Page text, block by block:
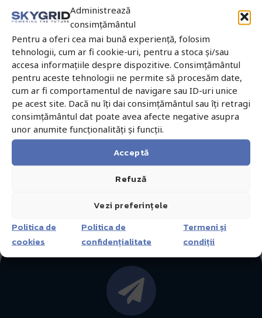
Administrează
consimțământul
Pentru a oferi cea mai bună experiență, folosim
tehnologii, cum ar fi cookie-uri, pentru a stoca și/sau
accesa informațiile despre dispozitive. Consimțământul
pentru aceste tehnologii ne permite să procesăm date,
cum ar fi comportamentul de navigare sau ID-uri unice
pe acest site. Dacă nu îți dai consimțământul sau îți retragi
consimțământul dat poate avea afecte negative asupra
unor anumite funcționalități și funcții.
Acceptă
Refuză
Vezi preferințele
Politica de
cookies
Politica de
confidențialitate
Termeni și
condiții
Contactează-ne acum
Află mai mult
Topo Rebrean SRL
 
Echipamentul Slam Share S10 ne-a redus semnificativ
timpul necesar pentru măsurătorile fațadelor și ale
releveelor interioare. Am câștigat timp, am redus costurile
și am simplificat procesele, fără să compromitem
calitatea. Suportul oferit de echipă a fost prompt, precis și
foarte bine structurat după nevoile noastre. O colaborare
excelentă, pe care o recomandăm cu încredere!